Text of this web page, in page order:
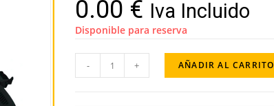
0.00 € Iva Incluido
Disponible para reserva
- + AÑADIR AL CARRITO